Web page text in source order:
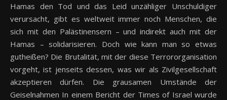
Hamas den Tod und das Leid unzähliger Unschuldiger
verursacht, gibt es weltweit immer noch Menschen, die
sich mit den Palästinensern – und indirekt auch mit der
Hamas – solidarisieren. Doch wie kann man so etwas
gutheißen? Die Brutalität, mit der diese Terrororganisation
vorgeht, ist jenseits dessen, was wir als Zivilgesellschaft
akzeptieren dürfen. Die grausamen Umstände der
Geiselnahmen In einem Bericht der Times of Israel wurde